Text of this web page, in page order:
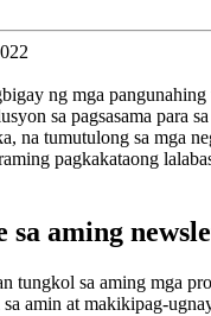
ng mga
sa pagsasama para
na tumutulong sa mga
pagkakataong
sa aming
tungkol sa aming mga
amin at makikipag-